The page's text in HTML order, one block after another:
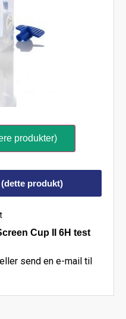
produkter)
produkt)
Cup II 6H test
eller send en e-mail til